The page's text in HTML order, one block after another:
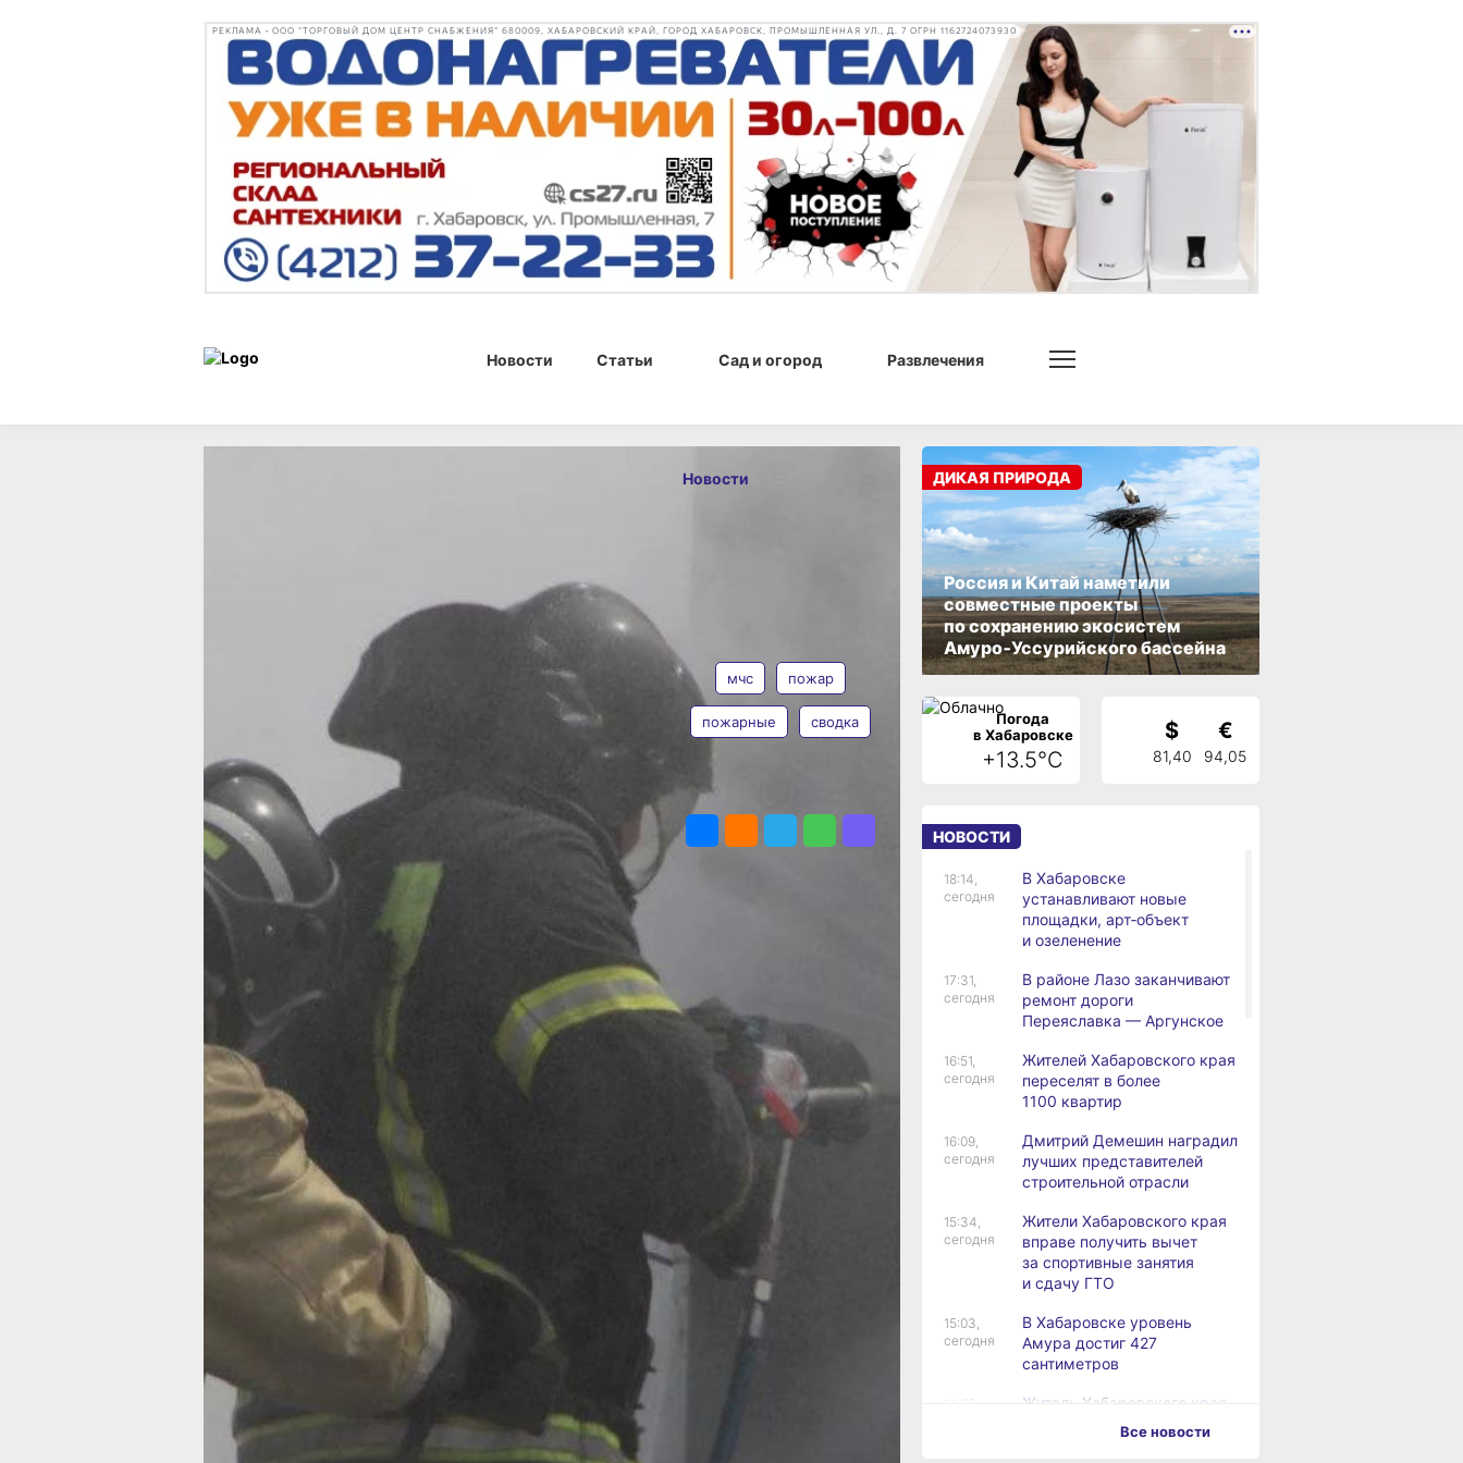
РЕКЛАМА • ООО "ТОРГОВЫЙ ДОМ ЦЕНТР СНАБЖЕНИЯ" 680009, ХАБАРОВСКИЙ КРАЙ, ГОРОД ХАБАРОВСК, ПРОМЫШЛЕННАЯ УЛ., Д. 7 ОГРН 1162724073930
Новости Статьи Сад и огород Развлечения
потушили 67
техногенных
пожаров
Горели дома в Хабаровске
и Комсомольске-на-Амуре
Фото:
Ольга Григорьева
За минувшие сутки в Хабаровском крае не
зафиксировано чрезвычайных ситуаций.
Как сообщили в ГУ МЧС России
по Хабаровскому краю, подразделения
пожарной охраны выезжали на 67
техногенных пожаров, из которых 13
произошли в жилье. Сухая растительность
В Хабаровске на улице Павла Морозова
из газоблоков. Площадь пожара составила
100 квадратных метров, тушение заняло
2,5 часа. В Комсомольске-на-Амуре
в микрорайоне Чкаловский ночью
загорелись металлический кунг,
приспособленный под жильё, и дощатый
дом. Хозяин при эвакуации автомобиля
порезал руки, его доставили в больницу.
Пожар ликвидировали за 1 час 20 минут.
На улице Лазо в квартире пятого этажа
горели домашние вещи и мебель на 8
квадратных метрах, справились за 37
минут. На улице Зелёной в Хабаровске
на территории производственной базы
тушили мусор, огонь повредил
трансформатор. В селе Воронежское-2
сгорела часть кровли деревянной бани.
Пострадавших в этих происшествиях нет.
Особый противопожарный режим
действует в 16 муниципальных
Новости
АВТОР
мчс пожар
пожарные сводка
Россия и Китай наметили
совместные проекты
по сохранению экосистем
Амуро‑Уссурийского бассейна
ДИКАЯ ПРИРОДА
Погода
в Хабаровске
+13.5°C
$
81,40
€
94,05
НОВОСТИ
18:14,
сегодня
В Хабаровске
устанавливают новые
площадки, арт‑объект
и озеленение
17:31,
сегодня
В районе Лазо заканчивают
ремонт дороги
Переяславка — Аргунское
16:51,
сегодня
Жителей Хабаровского края
переселят в более
1100 квартир
16:09,
сегодня
Дмитрий Демешин наградил
лучших представителей
строительной отрасли
15:34,
сегодня
Жители Хабаровского края
вправе получить вычет
за спортивные занятия
и сдачу ГТО
15:03,
сегодня
В Хабаровске уровень
Амура достиг 427
сантиметров
Житель Хабаровского края
перевёл мошенникам
Все новости